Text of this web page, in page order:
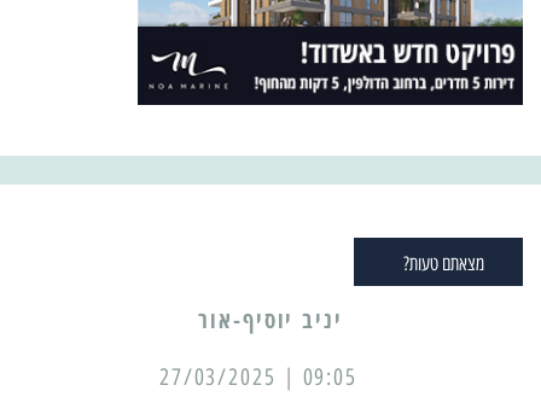
מצאתם טעות?
יניב יוסיף-אור
09:05 | 27/03/2025